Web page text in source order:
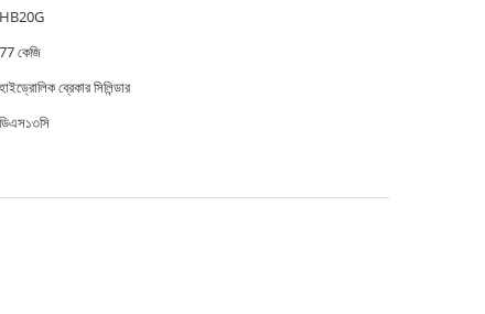
HB20G
77 কেজি
হাইড্রোলিক ব্রেকার সিলিন্ডার
ডিএস১৩সি